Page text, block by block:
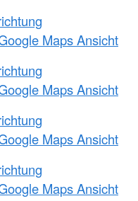
Maps Ansicht
Maps Ansicht
Maps Ansicht
Maps Ansicht